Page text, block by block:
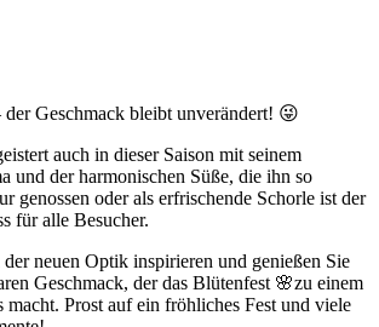
Geschmack bleibt unverändert! 😜
auch in dieser Saison mit seinem
und der harmonischen Süße, die ihn so
genossen oder als erfrischende Schorle ist der
für alle Besucher.
neuen Optik inspirieren und genießen Sie
Geschmack, der das Blütenfest 🌸zu einem
macht. Prost auf ein fröhliches Fest und viele